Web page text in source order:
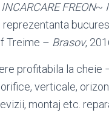
INCARCARE FREON~
reprezentanta
Treime – Brasov,
profitabila la cheie
verticale,
montaj etc.